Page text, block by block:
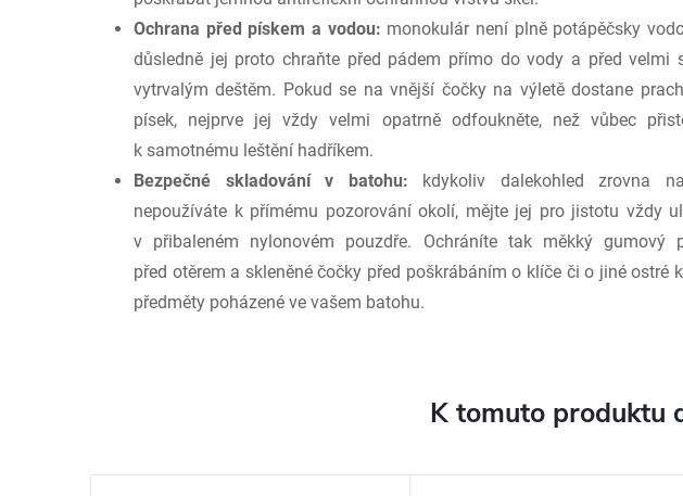
Ochrana před pískem a vodou: monokulár není plně potápěčsky
důsledně jej proto chraňte před pádem přímo do vody a před velmi
vytrvalým deštěm. Pokud se na vnější čočky na výletě dostane
písek, nejprve jej vždy velmi opatrně odfoukněte, než vůbec
k samotnému leštění hadříkem.
Bezpečné skladování v batohu: kdykoliv dalekohled zrovna
nepoužíváte k přímému pozorování okolí, mějte jej pro jistotu vždy
v přibaleném nylonovém pouzdře. Ochráníte tak měkký gumový
před otěrem a skleněné čočky před poškrábáním o klíče či o jiné ostré
předměty poházené ve vašem batohu.
K tomuto produktu